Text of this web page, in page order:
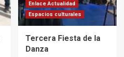
Enlace Actualidad
Espacios culturales
Tercera Fiesta de la
Danza